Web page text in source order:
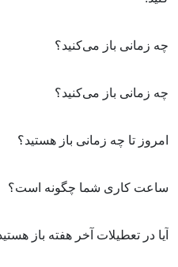
چه زمانی باز می‌کنید؟
چه زمانی باز می‌کنید؟
امروز تا چه زمانی باز هستید؟
ساعت کاری شما چگونه است؟
آیا در تعطیلات آخر هفته باز